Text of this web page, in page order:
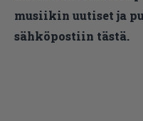
musiikin uutiset ja
sähköpostiin tästä.